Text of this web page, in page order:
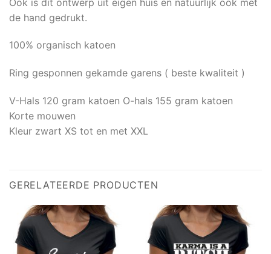
de hand gedrukt.
100% organisch katoen
Ring gesponnen gekamde garens ( beste kwaliteit )
V-Hals 120 gram katoen O-hals 155 gram katoen
Korte mouwen
Kleur zwart XS tot en met XXL
GERELATEERDE PRODUCTEN